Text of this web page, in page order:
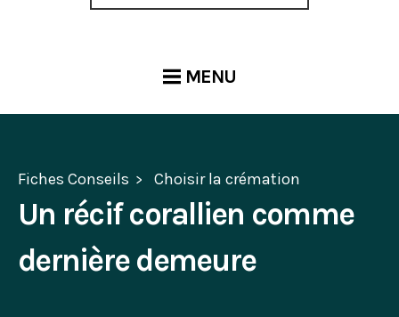
MENU
Fiches Conseils Choisir la crémation
Un récif corallien comme
dernière demeure